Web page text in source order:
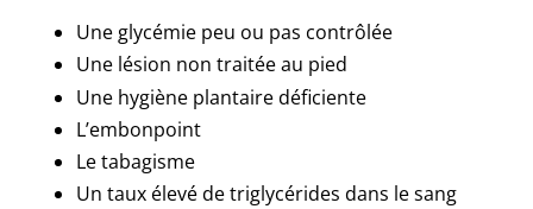
Une glycémie peu ou pas contrôlée
Une lésion non traitée au pied
Une hygiène plantaire déficiente
L’embonpoint
Le tabagisme
Un taux élevé de triglycérides dans le sang